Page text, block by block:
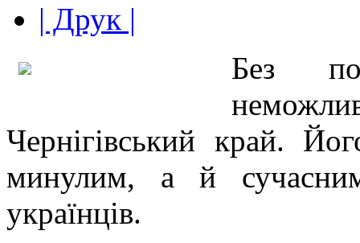
| Друк |
Без
Чернігівський край.
минулим, а й
українців.